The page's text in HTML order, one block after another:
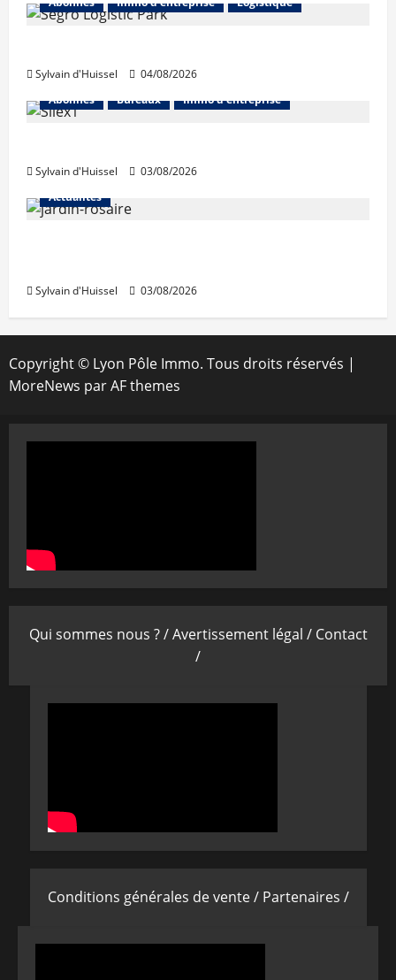
Sylvain d'Huissel
04/08/2026
Abonnés
Bureaux Immo d'entreprise
Sylvain d'Huissel
03/08/2026
Actualités
Sylvain d'Huissel 03/08/2026
Copyright © Lyon Pôle Immo. Tous droits réservés |
MoreNews par AF themes
Qui sommes nous ? /Avertissement légal / Contact
/
Conditions générales de vente / Partenaires /